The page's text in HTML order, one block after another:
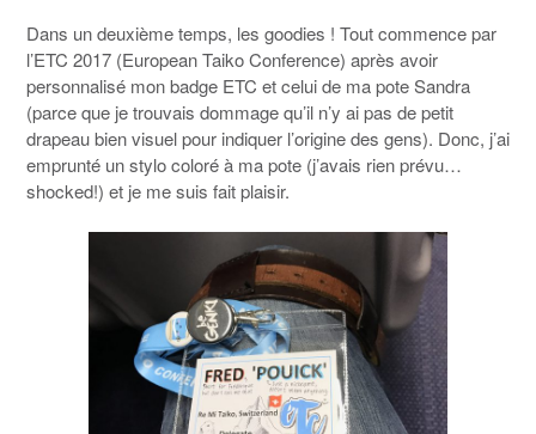
Dans un deuxième temps, les goodies ! Tout commence par
l’ETC 2017 (European Taiko Conference) après avoir
personnalisé mon badge ETC et celui de ma pote Sandra
(parce que je trouvais dommage qu’il n’y ai pas de petit
drapeau bien visuel pour indiquer l’origine des gens). Donc, j’ai
emprunté un stylo coloré à ma pote (j’avais rien prévu…
shocked!) et je me suis fait plaisir.